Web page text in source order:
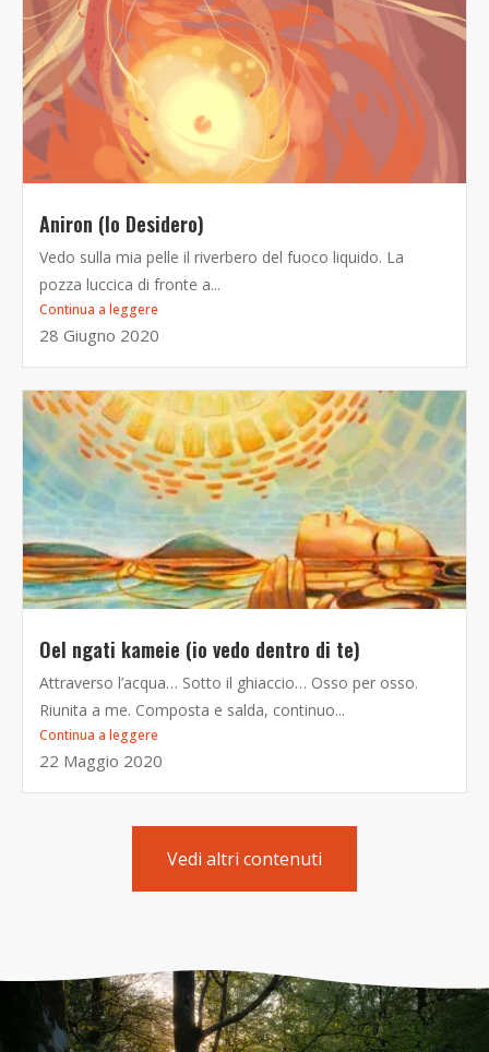
Aniron (Io Desidero)
Vedo sulla mia pelle il riverbero del fuoco liquido. La
pozza luccica di fronte a...
Continua a leggere
28 Giugno 2020
Oel ngati kameie (io vedo dentro di te)
Attraverso l’acqua… Sotto il ghiaccio… Osso per osso.
Riunita a me. Composta e salda, continuo...
Continua a leggere
22 Maggio 2020
Vedi altri contenuti